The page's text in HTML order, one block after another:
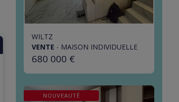
WILTZ
VENTE - MAISON INDIVIDUELLE
680 000 €
NOUVEAUTÉ